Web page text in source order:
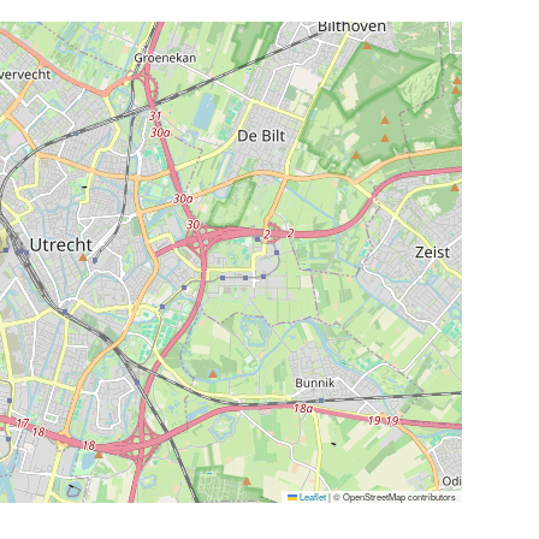
Leaflet|© OpenStreetMap contributors